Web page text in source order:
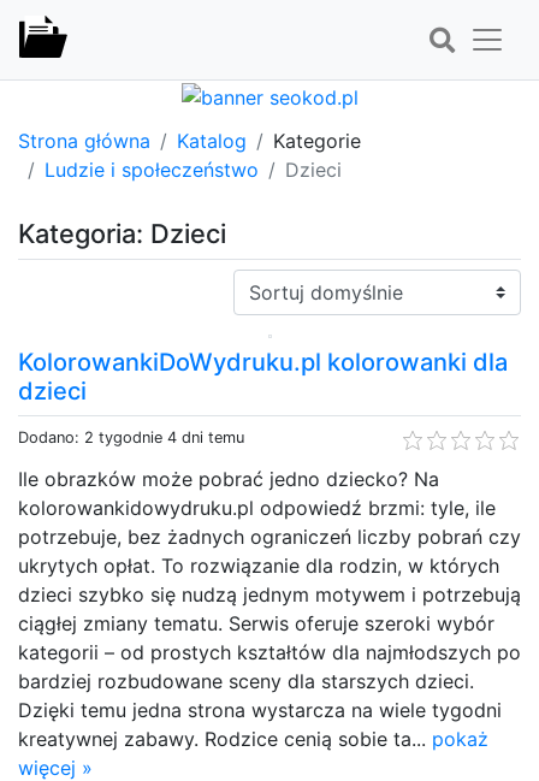
Strona główna Katalog
Kategorie
Ludzie i społeczeństwo
Dzieci
Kategoria: Dzieci
Sortuj:
KolorowankiDoWydruku.pl kolorowanki dla
dzieci
Dodano: 2 tygodnie 4 dni temu
Ile obrazków może pobrać jedno dziecko? Na
kolorowankidowydruku.pl odpowiedź brzmi: tyle, ile
potrzebuje, bez żadnych ograniczeń liczby pobrań czy
ukrytych opłat. To rozwiązanie dla rodzin, w których
dzieci szybko się nudzą jednym motywem i potrzebują
ciągłej zmiany tematu. Serwis oferuje szeroki wybór
kategorii – od prostych kształtów dla najmłodszych po
bardziej rozbudowane sceny dla starszych dzieci.
Dzięki temu jedna strona wystarcza na wiele tygodni
kreatywnej zabawy. Rodzice cenią sobie ta... pokaż
więcej »